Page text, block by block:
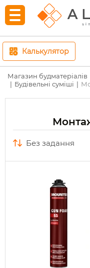
Калькулятор
Магазин будматеріалів
Будівельні суміші
без задання